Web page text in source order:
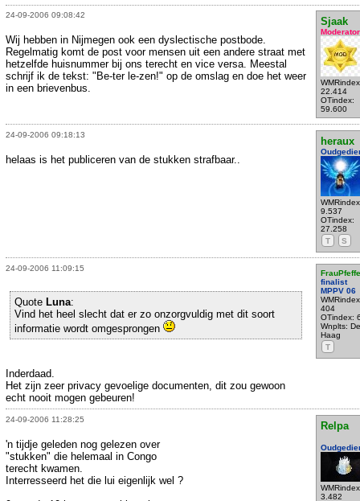
24-09-2006 09:08:42
Sjaak
Moderator
22.414
OTindex:
59.600
Wij hebben in Nijmegen ook een dyslectische postbode.
Regelmatig komt de post voor mensen uit een andere straat met
hetzelfde huisnummer bij ons terecht en vice versa. Meestal
schrijf ik de tekst: "Be-ter le-zen!" op de omslag en doe het weer
in een brievenbus.
24-09-2006 09:18:13
heraux
9.537
OTindex:
27.258
T
S
helaas is het publiceren van de stukken strafbaar..
24-09-2006 11:09:15
finalist
MPPV 06
404
OTindex:
Wnplts:
Haag
T
Quote Luna:
Vind het heel slecht dat er zo onzorgvuldig met dit soort
informatie wordt omgesprongen
Inderdaad.
Het zijn zeer privacy gevoelige documenten, dit zou gewoon
echt nooit mogen gebeuren!
24-09-2006 11:28:25
Relpa
3.482
'n tijdje geleden nog gelezen over
"stukken" die helemaal in Congo
terecht kwamen.
Interresseerd het die lui eigenlijk wel ?